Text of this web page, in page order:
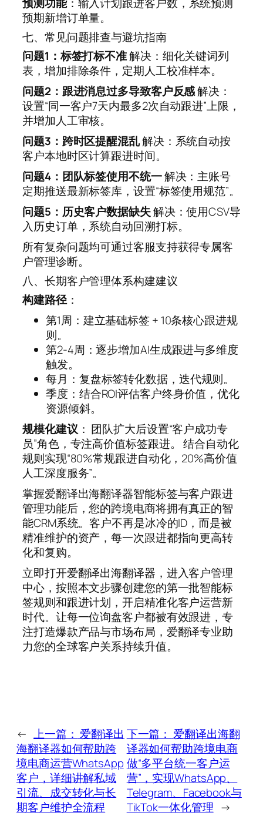
预期新增订单量。
七、常见问题排查与避坑指南
问题1：标签打标不准解决：细化关键词列
表，增加排除条件，定期人工校准样本。
问题2：跟进消息过多导致客户反感解决：
设置“同一客户7天内最多2次自动跟进”上限，
并增加人工审核。
问题3：跨时区提醒混乱解决：系统自动按
客户本地时区计算跟进时间。
问题4：团队标签使用不统一解决：主账号
定期推送最新标签库，设置“标签使用规范”。
问题5：历史客户数据缺失解决：使用CSV导
入历史订单，系统自动回溯打标。
所有复杂问题均可通过客服支持获得专属客
户管理诊断。
八、长期客户管理体系构建建议
构建路径：
第1周：建立基础标签 + 10条核心跟进规
则。
第2-4周：逐步增加AI生成跟进与多维度
触发。
每月：复盘标签转化数据，迭代规则。
季度：结合ROI评估客户终身价值，优化
资源倾斜。
规模化建议 ： 团队扩大后设置“客户成功专
员”角色，专注高价值标签跟进。 结合自动化
规则实现“80%常规跟进自动化，20%高价值
人工深度服务”。
掌握爱翻译出海翻译器智能标签与客户跟进
管理功能后，您的跨境电商将拥有真正的智
能CRM系统。客户不再是冰冷的ID，而是被
精准维护的资产，每一次跟进都指向更高转
化和复购。
立即打开爱翻译出海翻译器，进入客户管理
中心，按照本文步骤创建您的第一批智能标
签规则和跟进计划，开启精准化客户运营新
时代。让每一位询盘客户都被有效跟进，专
注打造爆款产品与市场布局，爱翻译专业助
力您的全球客户关系持续升值。
← 上一篇： 爱翻译出
海翻译器如何帮助跨
境电商运营WhatsApp
客户，详细讲解私域
引流、成交转化与长
期客户维护全流程
下一篇： 爱翻译出海翻
译器如何帮助跨境电商
做“多平台统一客户运
营”，实现WhatsApp、
Telegram、Facebook与
TikTok一体化管理 →